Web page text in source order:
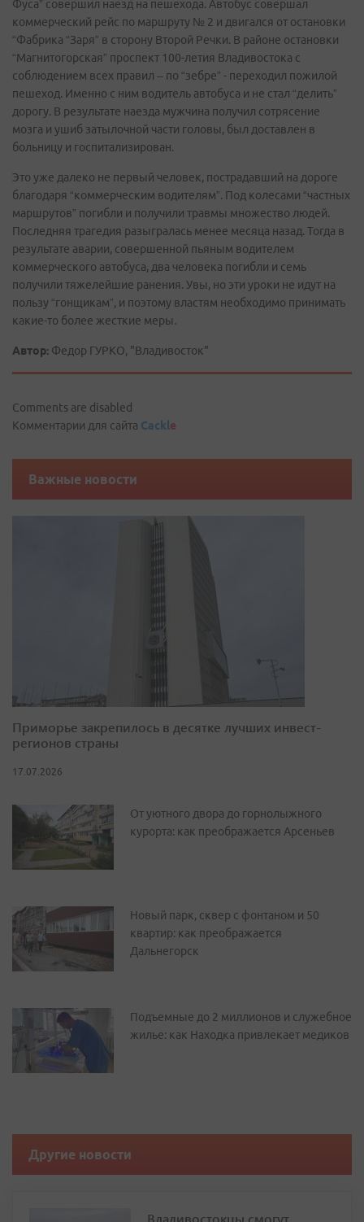
Фуса” совершил наезд на пешехода. Автобус совершал
коммерческий рейс по маршруту № 2 и двигался от остановки
“Фабрика “Заря” в сторону Второй Речки. В районе остановки
“Магнитогорская” проспект 100-летия Владивостока с
соблюдением всех правил – по “зебре” - переходил пожилой
пешеход. Именно с ним водитель автобуса и не стал “делить”
дорогу. В результате наезда мужчина получил сотрясение
мозга и ушиб затылочной части головы, был доставлен в
больницу и госпитализирован.
Это уже далеко не первый человек, пострадавший на дороге
благодаря “коммерческим водителям”. Под колесами “частных
маршрутов” погибли и получили травмы множество людей.
Последняя трагедия разыгралась менее месяца назад. Тогда в
результате аварии, совершенной пьяным водителем
коммерческого автобуса, два человека погибли и семь
получили тяжелейшие ранения. Увы, но эти уроки не идут на
пользу “гонщикам”, и поэтому властям необходимо принимать
какие-то более жесткие меры.
Автор: Федор ГУРКО, "Владивосток"
Comments are disabled
Комментарии для сайта Cackle
Важные новости
Приморье закрепилось в десятке лучших инвест-
регионов страны
17.07.2026
От уютного двора до горнолыжного
курорта: как преображается Арсеньев
Новый парк, сквер с фонтаном и 50
квартир: как преображается
Дальнегорск
Подъемные до 2 миллионов и служебное
жилье: как Находка привлекает медиков
Другие новости
Владивостокцы смогут